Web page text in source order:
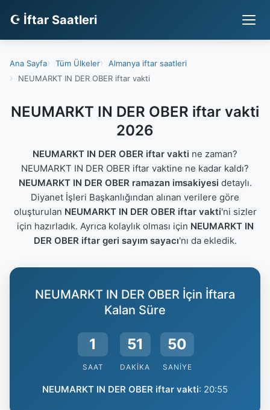
☪ İftar Saatleri
Ana Sayfa Tüm Ülkeler
Almanya iftar saatleri
NEUMARKT IN DER OBER iftar vakti
NEUMARKT IN DER OBER iftar vakti
2026
NEUMARKT IN DER OBER iftar vakti ne zaman?
NEUMARKT IN DER OBER iftar vaktine ne kadar kaldı?
NEUMARKT IN DER OBER ramazan imsakiyesi detaylı.
Diyanet İşleri Başkanlığından alınan verilere göre
oluşturulan NEUMARKT IN DER OBER iftar vakti'ni sizler
için hazırladık. Ayrıca kolaylık olması için NEUMARKT IN
DER OBER iftar geri sayım sayacı'nı da ekledik.
NEUMARKT IN DER OBER İçin İftara
Kalan Süre
1
SAAT
51
DAKIKA
50
SANIYE
NEUMARKT IN DER OBER iftar vakti: 20:55